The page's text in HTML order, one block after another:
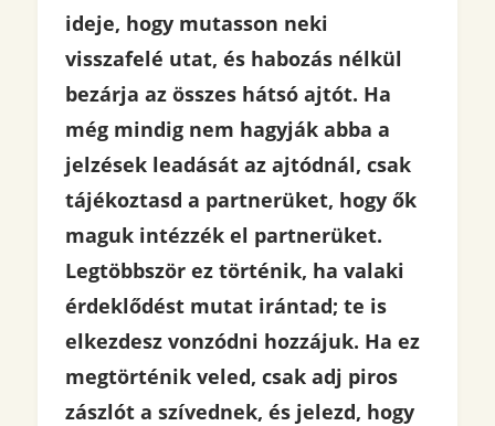
ideje, hogy mutasson neki
visszafelé utat, és habozás nélkül
bezárja az összes hátsó ajtót. Ha
még mindig nem hagyják abba a
jelzések leadását az ajtódnál, csak
tájékoztasd a partnerüket, hogy ők
maguk intézzék el partnerüket.
Legtöbbször ez történik, ha valaki
érdeklődést mutat irántad; te is
elkezdesz vonzódni hozzájuk. Ha ez
megtörténik veled, csak adj piros
zászlót a szívednek, és jelezd, hogy